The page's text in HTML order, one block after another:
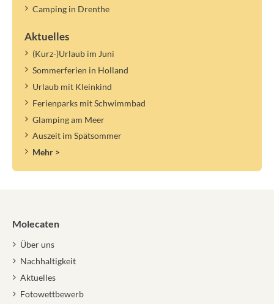
Camping in Drenthe
Aktuelles
(Kurz-)Urlaub im Juni
Sommerferien in Holland
Urlaub mit Kleinkind
Ferienparks mit Schwimmbad
Glamping am Meer
Auszeit im Spätsommer
Mehr >
Molecaten
Über uns
Nachhaltigkeit
Aktuelles
Fotowettbewerb